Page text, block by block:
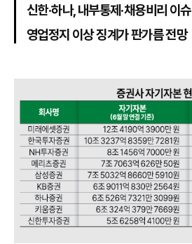
신한·하나, 내부통제·채용비리 이슈
영업정지 이상 징계가 판가름 전망